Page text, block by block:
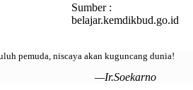
Sumber :
belajar.kemdikbud.go.id
pemuda, niscaya akan kuguncang dunia!
—Ir.Soekarno